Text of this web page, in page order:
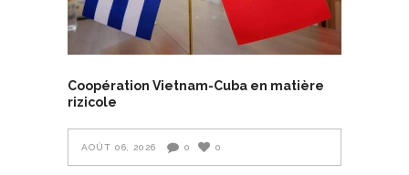
Coopération Vietnam-Cuba en matière
rizicole
AOÛT 06, 2026 0 0